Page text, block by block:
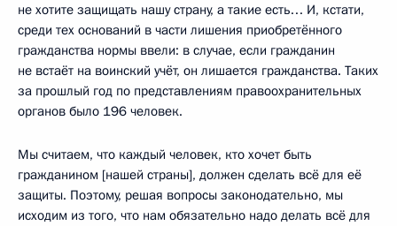
не хотите защищать нашу страну, а такие есть… И, кстати,
среди тех оснований в части лишения приобретённого
гражданства нормы ввели: в случае, если гражданин
не встаёт на воинский учёт, он лишается гражданства. Таких
за прошлый год по представлениям правоохранительных
органов было 196 человек.
Мы считаем, что каждый человек, кто хочет быть
гражданином [нашей страны], должен сделать всё для её
защиты. Поэтому, решая вопросы законодательно, мы
исходим из того, что нам обязательно надо делать всё для